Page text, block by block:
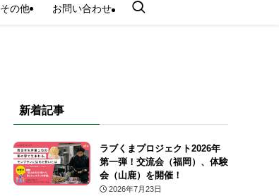
その他 お問い合わせ
新着記事
ラブくまプロジェクト2026年
第一弾！交流会（福岡）、体験
会（山鹿）を開催！
2026年7月23日